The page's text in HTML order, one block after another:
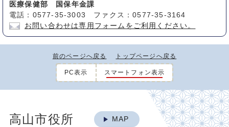
医療保健部 国保年金課
電話：0577-35-3003 ファクス：0577-35-3164
お問い合わせは専用フォームをご利用ください。
前のページへ戻る トップページへ戻る
PC表示 スマートフォン表示
高山市役所 MAP